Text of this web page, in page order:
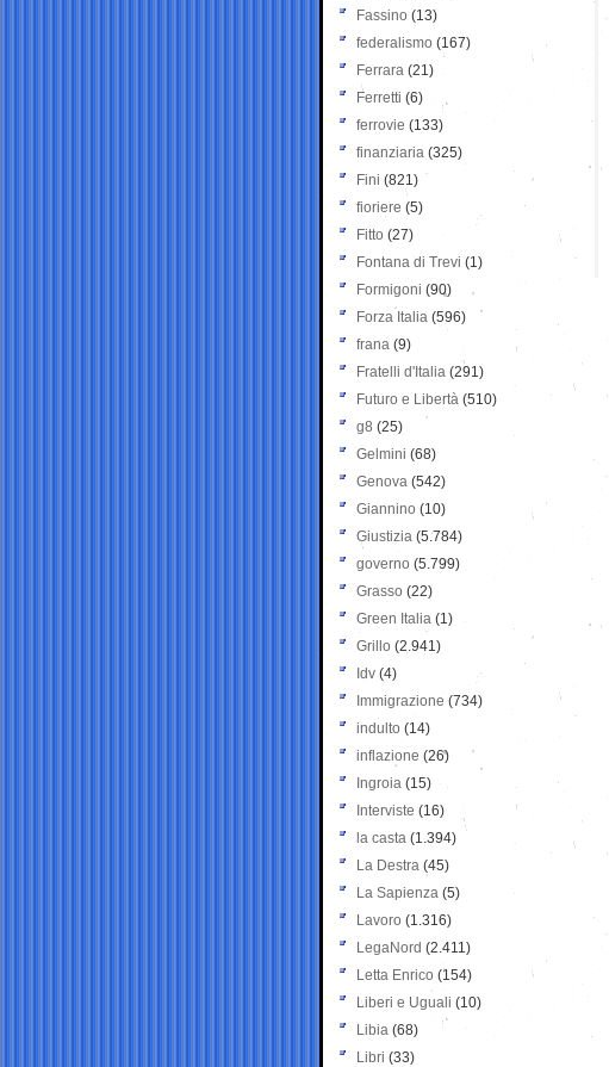
Fassino (13)
federalismo (167)
Ferrara (21)
Ferretti (6)
ferrovie (133)
finanziaria (325)
Fini (821)
fioriere (5)
Fitto (27)
Fontana di Trevi (1)
Formigoni (90)
Forza Italia (596)
frana (9)
Fratelli d'Italia (291)
Futuro e Libertà (510)
g8 (25)
Gelmini (68)
Genova (542)
Giannino (10)
Giustizia (5.784)
governo (5.799)
Grasso (22)
Green Italia (1)
Grillo (2.941)
Idv (4)
Immigrazione (734)
indulto (14)
inflazione (26)
Ingroia (15)
Interviste (16)
la casta (1.394)
La Destra (45)
La Sapienza (5)
Lavoro (1.316)
LegaNord (2.411)
Letta Enrico (154)
Liberi e Uguali (10)
Libia (68)
Libri (33)